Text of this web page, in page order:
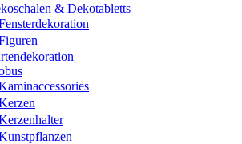
& Dekotabletts